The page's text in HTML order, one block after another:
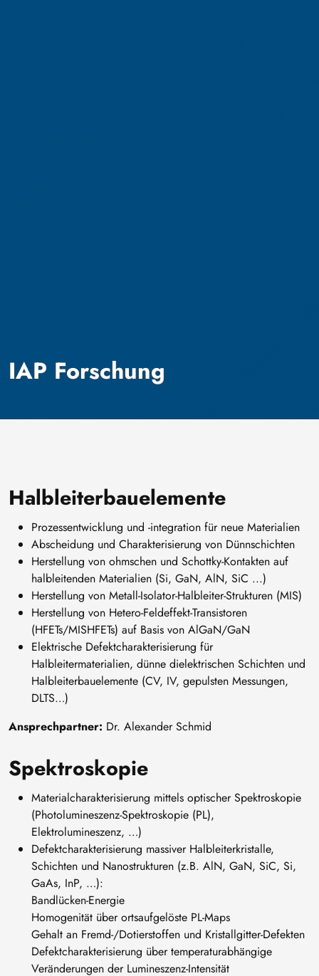
IAP Forschung
Halbleiterbauelemente
Prozessentwicklung und -integration für neue Materialien
Abscheidung und Charakterisierung von Dünnschichten
Herstellung von ohmschen und Schottky-Kontakten auf
halbleitenden Materialien (Si, GaN, AlN, SiC ...)
Herstellung von Metall-Isolator-Halbleiter-Strukturen (MIS)
Herstellung von Hetero-Feldeffekt-Transistoren
(HFETs/MISHFETs) auf Basis von AlGaN/GaN
Elektrische Defektcharakterisierung für
Halbleitermaterialien, dünne dielektrischen Schichten und
Halbleiterbauelemente (CV, IV, gepulsten Messungen,
DLTS…)
Ansprechpartner: Dr. Alexander Schmid
Spektroskopie
Materialcharakterisierung mittels optischer Spektroskopie
(Photolumineszenz-Spektroskopie (PL),
Elektrolumineszenz, …)
Defektcharakterisierung massiver Halbleiterkristalle,
Schichten und Nanostrukturen (z.B. AlN, GaN, SiC, Si,
GaAs, InP, …):
Bandlücken-Energie
Homogenität über ortsaufgelöste PL-Maps
Gehalt an Fremd-/Dotierstoffen und Kristallgitter-Defekten
Defektcharakterisierung über temperaturabhängige
Veränderungen der Lumineszenz-Intensität